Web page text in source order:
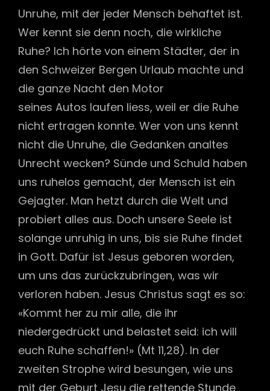
Unruhe, mit der jeder Mensch behaftet ist.
Wer kennt sie denn noch, die wirkliche
Ruhe? Ich hörte von einem Städter, der in
den Schweizer Bergen Urlaub machte und
die ganze Nacht den Motor
seines Autos laufen liess, weil er die Ruhe
nicht ertragen konnte. Wer von uns kennt
nicht die Unruhe, die Gedanken analtes
Unrecht wecken? Sünde und Schuld haben
uns ruhelos gemacht, der Mensch ist ein
Gejagter. Man hetzt durch die Welt und
probiert alles aus. Doch unsere Seele ist
solange unruhig in uns, bis sie Ruhe findet
in Gott. Dafür ist Jesus geboren worden,
um uns das zurückzubringen, was wir
verloren haben. Jesus Christus sagt es so:
«Kommt her zu mir alle, die ihr
niedergedrückt und belastet seid: ich will
euch Ruhe schaffen!» (Mt 11,28). In der
zweiten Strophe wird besungen, wie uns
mit der Geburt Jesu die rettende Stunde